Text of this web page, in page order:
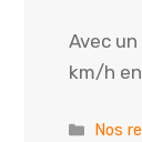
Avec
km/h
Nos